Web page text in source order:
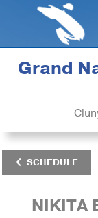
Grand
SCHEDULE
NIKITA